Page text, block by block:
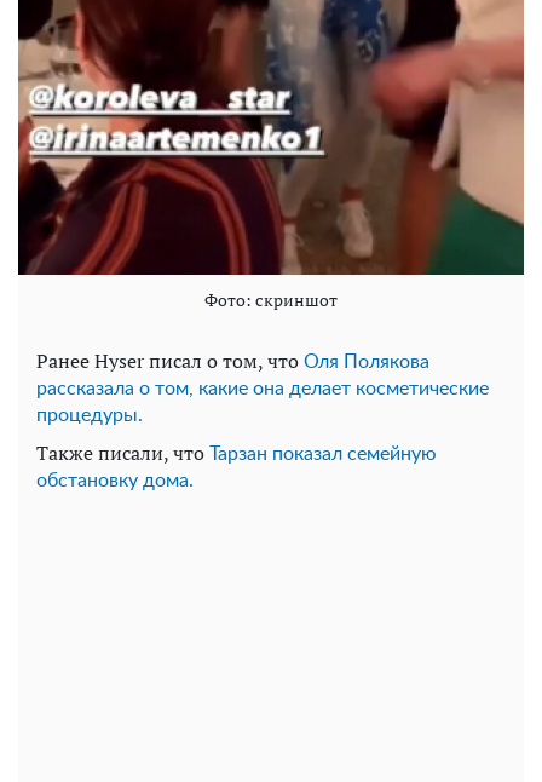
Фото: скриншот
Ранее Hyser писал о том, что Оля Полякова
рассказала о том, какие она делает косметические
процедуры.
Также писали, что
Тарзан показал семейную
обстановку дома.